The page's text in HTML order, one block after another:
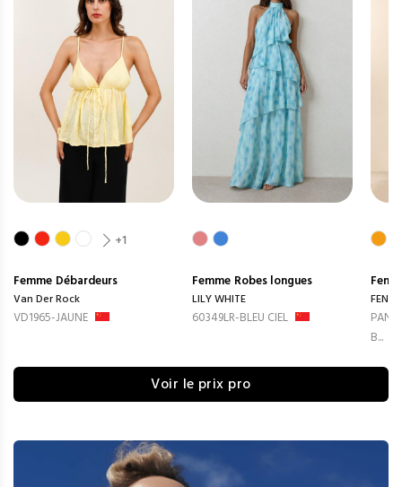
+1
Femme Débardeurs
Van Der Rock
VD1965-JAUNE
Femme Robes longues
LILY WHITE
60349LR-BLEU CIEL
B...
Voir le prix pro